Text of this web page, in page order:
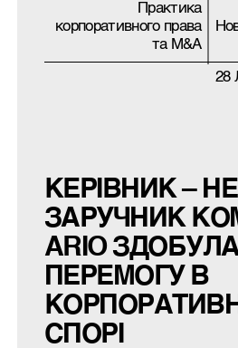
Практика
корпоративного права
та M&A
28
КЕРІВНИК – НЕ
ЗАРУЧНИК
ARIO
ПЕРЕМОГУ В
СПОРІ